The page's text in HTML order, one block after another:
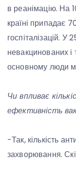
в реанімацію. На
країні припадає
госпіталізацій. У
невакцинованих
основному люди
Чи впливає
ефективність
-Так, кількість
захворювання.